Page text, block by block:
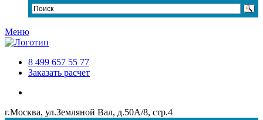
Меню
8 499 657 55 77
Заказать расчет
г.Москва, ул.Земляной Вал, д.50А/8, стр.4